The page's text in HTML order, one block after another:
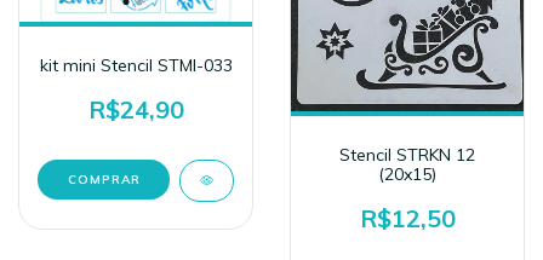
kit mini Stencil STMI-033
R$24,90
Stencil STRKN 12
(20x15)
R$12,50